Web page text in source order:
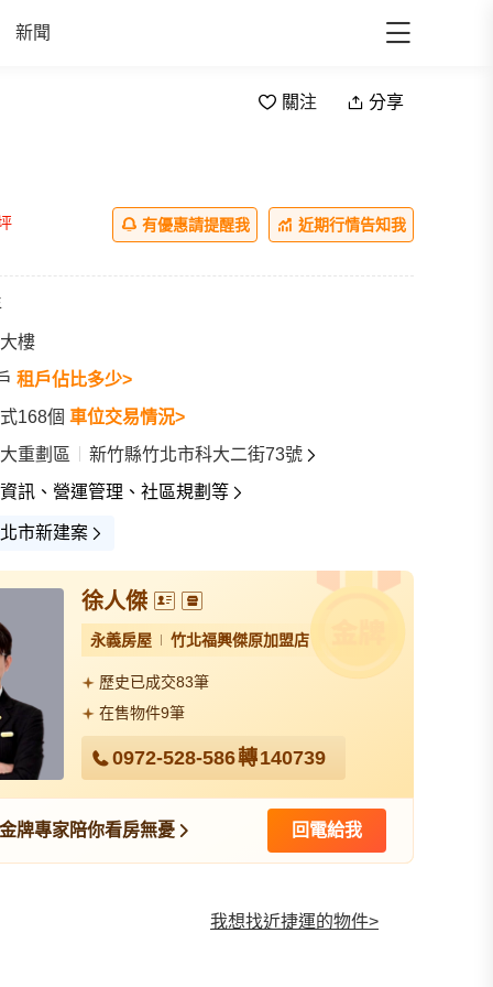
新聞
關注 分享
宣傳圖(3)
有優惠請提醒我 近期行情告知我
樓
租戶佔比多少>
168個 車位交易情況>
重劃區
新竹縣竹北市科大二街73號
訊、營運管理、社區規劃等
市新建案
徐人傑
永義房屋 竹北福興傑原加盟店
歷史已成交83筆
在售物件9筆
0972-528-586轉140739
牌專家陪你看房無憂 回電給我
我想找近捷運的物件>